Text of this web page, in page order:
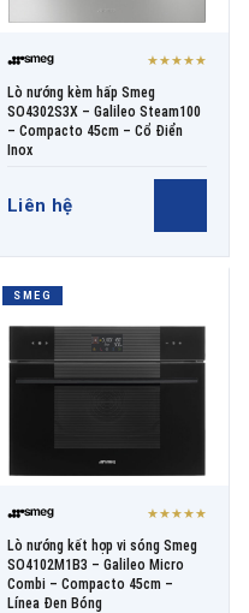
★★★★★
Lò nướng kèm hấp Smeg
SO4302S3X – Galileo Steam100
– Compacto 45cm – Cổ Điển
Inox
Liên hệ
SMEG
★★★★★
Lò nướng kết hợp vi sóng Smeg
SO4102M1B3 – Galileo Micro
Combi – Compacto 45cm –
Línea Đen Bóng